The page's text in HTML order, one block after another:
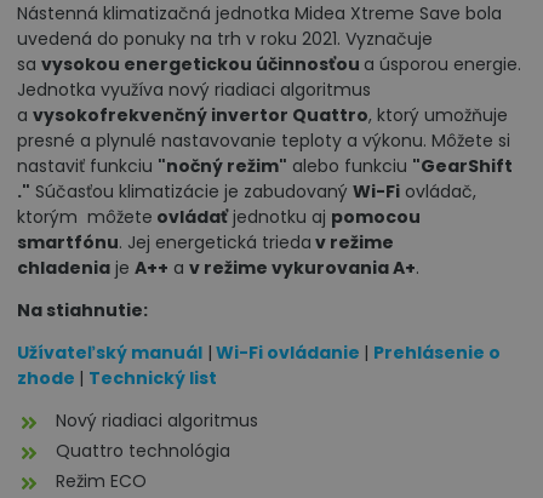
Nástenná klimatizačná jednotka Midea Xtreme Save bola
uvedená do ponuky na trh v roku 2021. Vyznačuje
sa vysokou energetickou účinnosťou a úsporou energie.
Jednotka využíva nový riadiaci algoritmus
a vysokofrekvenčný invertor Quattro, ktorý umožňuje
presné a plynulé nastavovanie teploty a výkonu. Môžete si
nastaviť funkciu "nočný režim" alebo funkciu "GearShift
." Súčasťou klimatizácie je zabudovaný Wi-Fi ovládač,
ktorým môžete ovládaťjednotku aj pomocou
smartfónu. Jej energetická trieda v režime
chladenia je A++ a v režime vykurovania A+.
Na stiahnutie:
Užívateľský manuál | Wi-Fi ovládanie | Prehlásenie o
zhode | Technický list
Nový riadiaci algoritmus
Quattro technológia
Režim ECO